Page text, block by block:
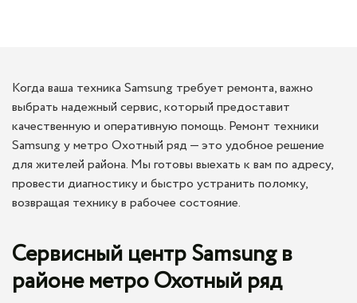
Когда ваша техника Samsung требует ремонта, важно
выбрать надежный сервис, который предоставит
качественную и оперативную помощь. Ремонт техники
Samsung у метро Охотный ряд — это удобное решение
для жителей района. Мы готовы выехать к вам по адресу,
провести диагностику и быстро устранить поломку,
возвращая технику в рабочее состояние.
Сервисный центр Samsung в
районе метро Охотный ряд